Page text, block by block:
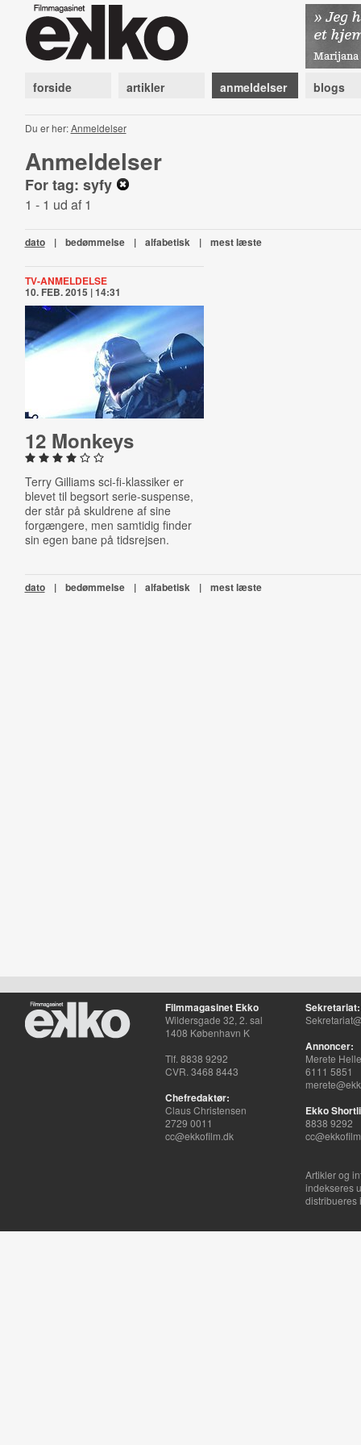
forside artikler anmeldelser blogs
Du er her:Anmeldelser
Anmeldelser
For tag: syfy
1 - 1 ud af 1
dato | bedømmelse | alfabetisk | mest læste
TV-ANMELDELSE
10. FEB. 2015 | 14:31
12 Monkeys
Terry Gilliams sci-fi-klassiker er
blevet til begsort serie-suspense,
der står på skuldrene af sine
forgængere, men samtidig finder
sin egen bane på tidsrejsen.
dato | bedømmelse | alfabetisk | mest læste
Filmmagasinet Ekko
Wildersgade 32, 2. sal
1408 København K
Tlf. 8838 9292
CVR. 3468 8443
Chefredaktør:
Claus Christensen
2729 0011
cc@ekkofilm.dk
Sekretariat:
Annoncer:
Merete
6111 5851
Ekko
8838 9292
Artikler og
indekseres
distribueres